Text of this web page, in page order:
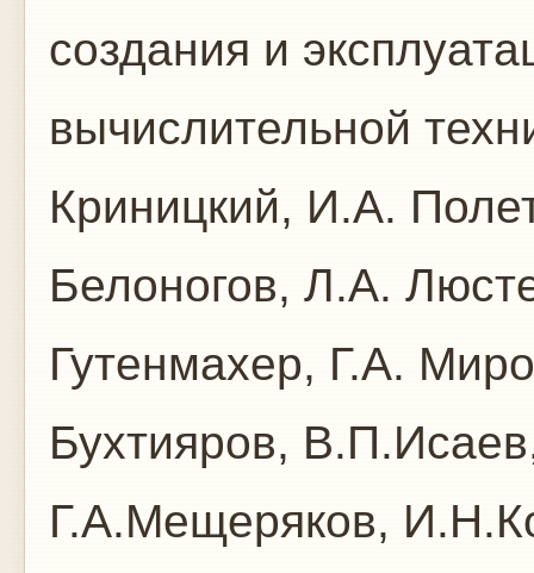
создания и
вычислительной
Криницкий, И.А.
Белоногов, Л.А.
Гутенмахер, Г.А.
Бухтияров,
Г.А.Мещеряков,